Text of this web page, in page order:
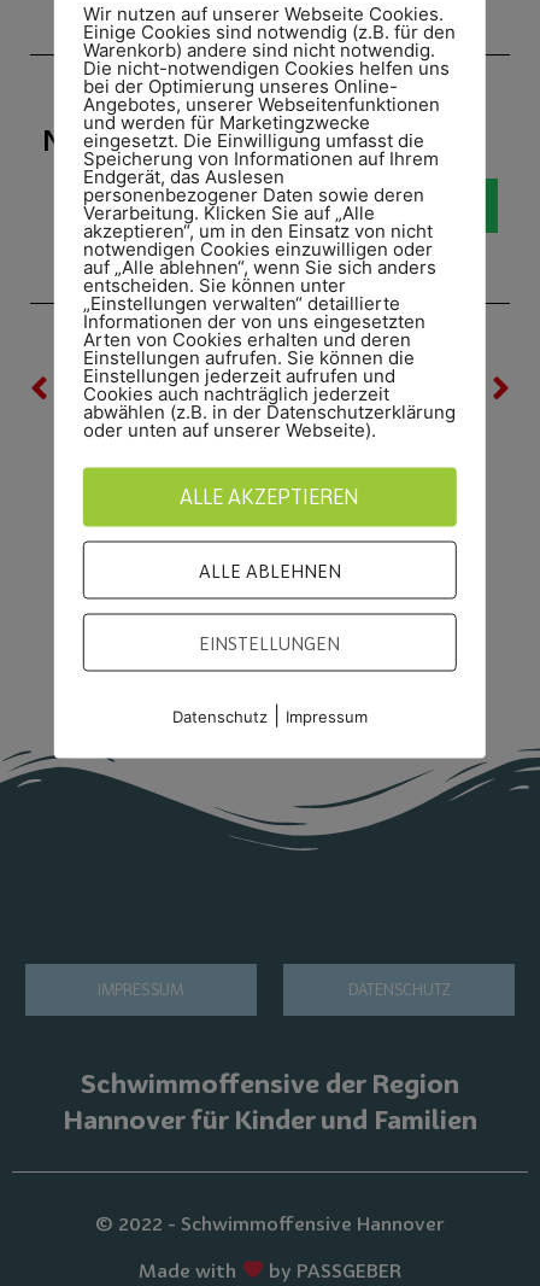
NEUIGKEIT WEITERSAGEN!
VORHERIGE
Heseper SV sucht Altherren-Fußballer
NÄCHSTE
IMPRESSUM DATENSCHUTZ
Schwimmoffensive der Region
Hannover für Kinder und Familien
© 2022 - Schwimmoffensive Hannover
Made with
by PASSGEBER
Wir nutzen auf unserer Webseite Cookies.
Einige Cookies sind notwendig (z.B. für den
Warenkorb) andere sind nicht notwendig.
Die nicht-notwendigen Cookies helfen uns
bei der Optimierung unseres Online-
Angebotes, unserer Webseitenfunktionen
und werden für Marketingzwecke
eingesetzt. Die Einwilligung umfasst die
Speicherung von Informationen auf Ihrem
Endgerät, das Auslesen
personenbezogener Daten sowie deren
Verarbeitung. Klicken Sie auf „Alle
akzeptieren“, um in den Einsatz von nicht
notwendigen Cookies einzuwilligen oder
auf „Alle ablehnen“, wenn Sie sich anders
entscheiden. Sie können unter
„Einstellungen verwalten“ detaillierte
Informationen der von uns eingesetzten
Arten von Cookies erhalten und deren
Einstellungen aufrufen. Sie können die
Einstellungen jederzeit aufrufen und
Cookies auch nachträglich jederzeit
abwählen (z.B. in der Datenschutzerklärung
oder unten auf unserer Webseite).
ALLE AKZEPTIEREN
ALLE ABLEHNEN
EINSTELLUNGEN
Datenschutz| Impressum